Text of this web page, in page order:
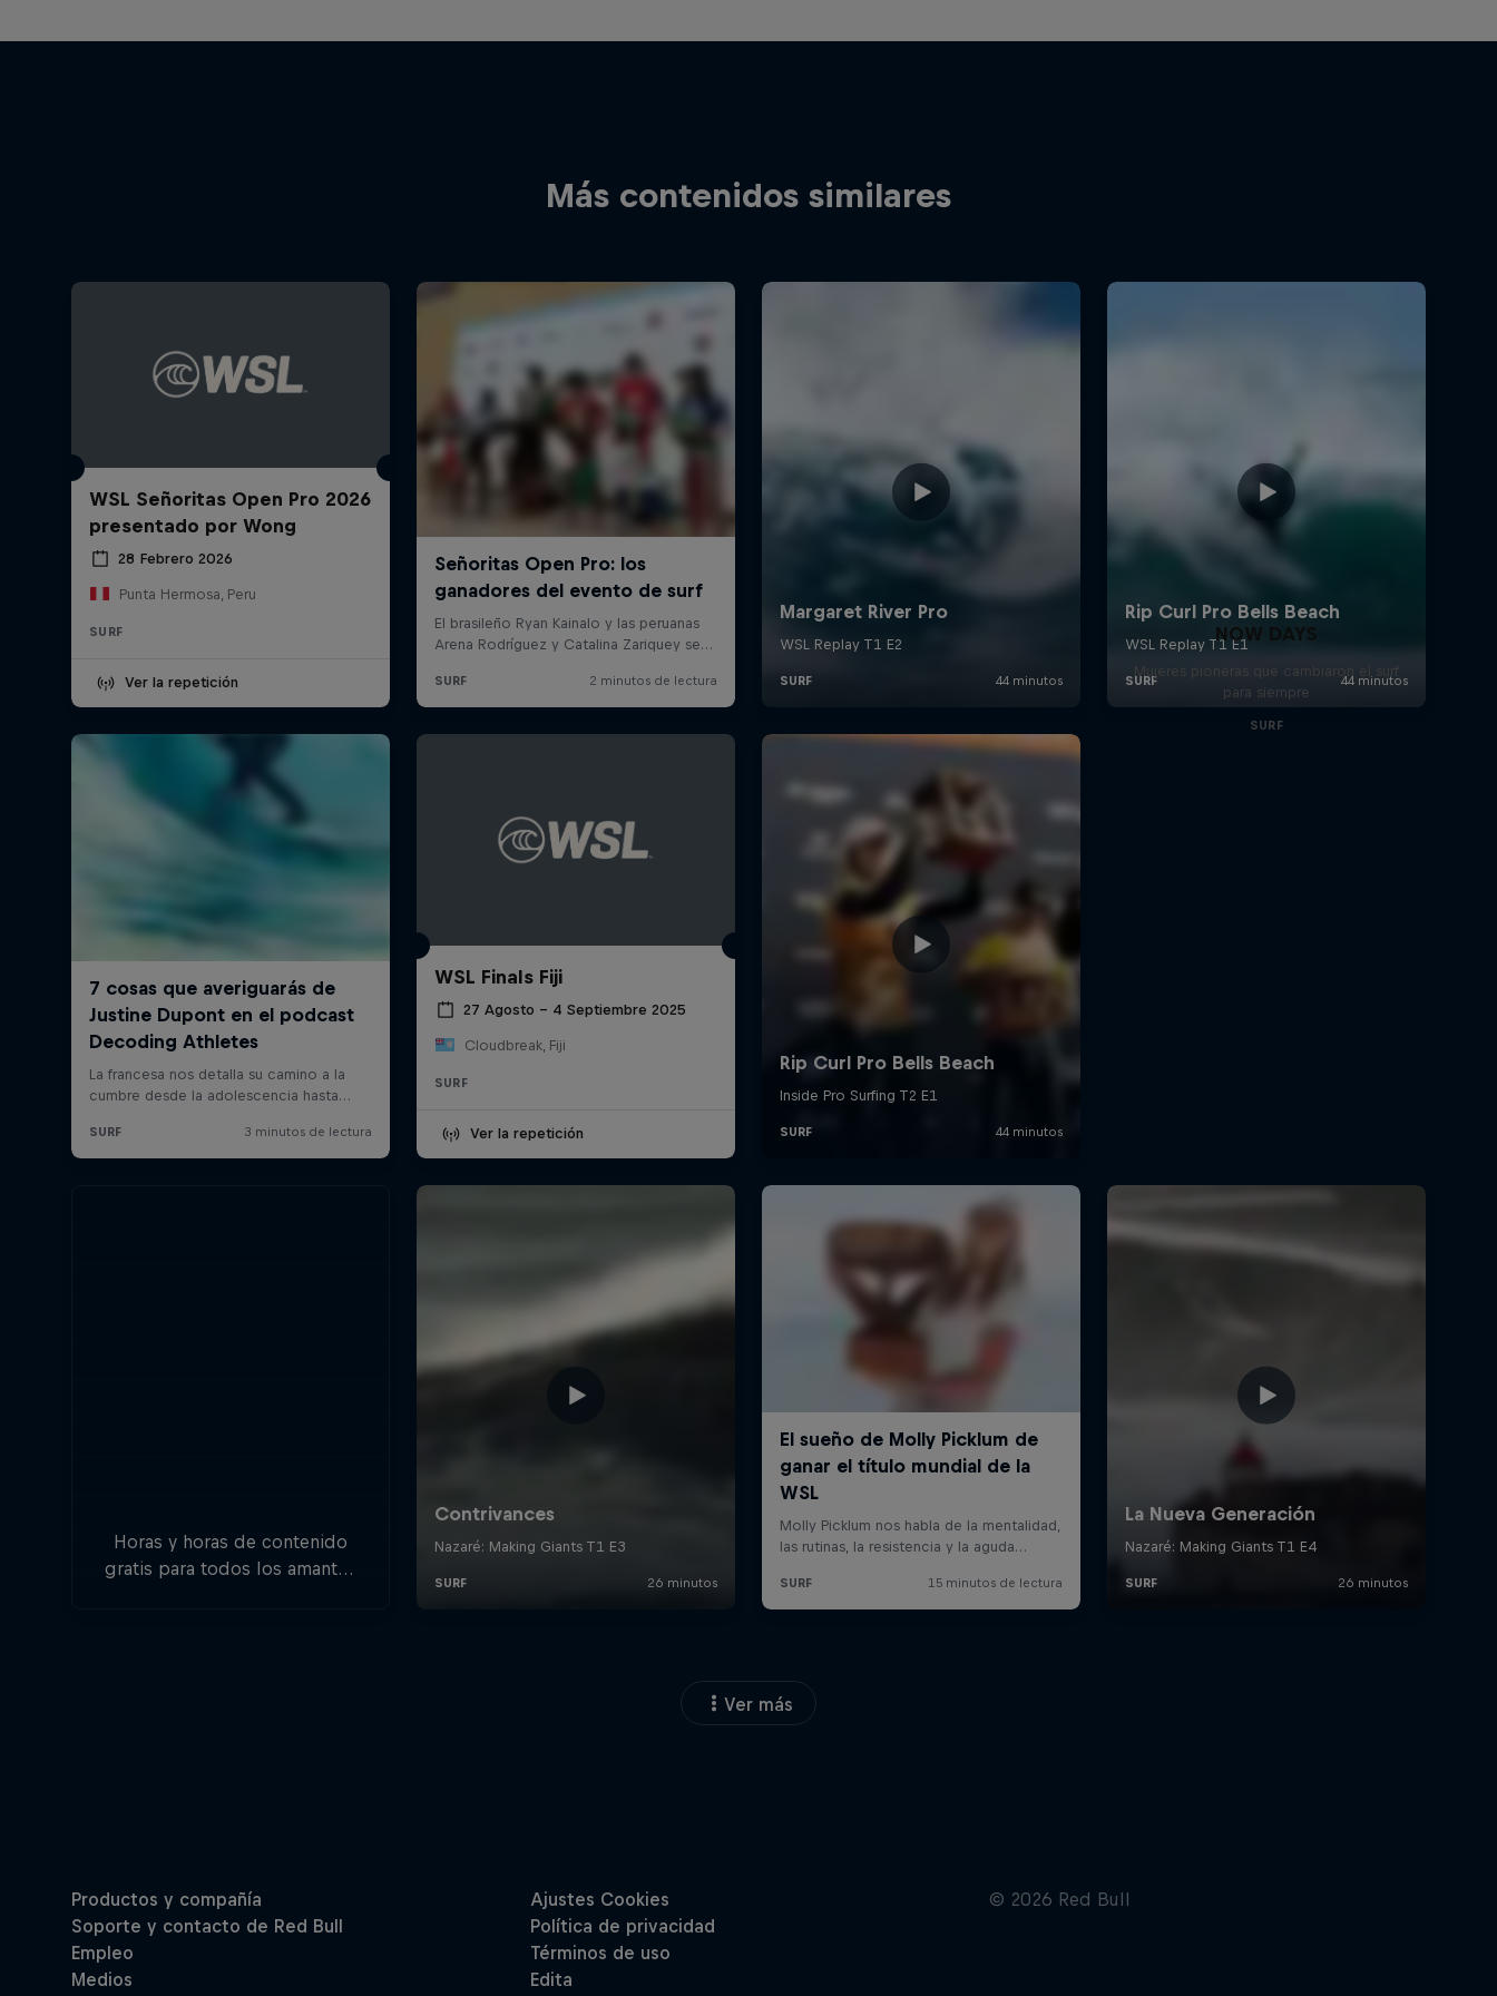
Más contenidos similares
WSL Señoritas Open Pro 2026
presentado por Wong
28 Febrero 2026
Punta Hermosa, Peru
SURF
Ver la repetición
WSL Finals Fiji
27 Agosto – 4 Septiembre 2025
Cloudbreak, Fiji
SURF
Ver la repetición
NOW DAYS
Mujeres pioneras que cambiaron el surf
para siempre
SURF
Horas y horas de contenido
gratis para todos los amantes
Ver más